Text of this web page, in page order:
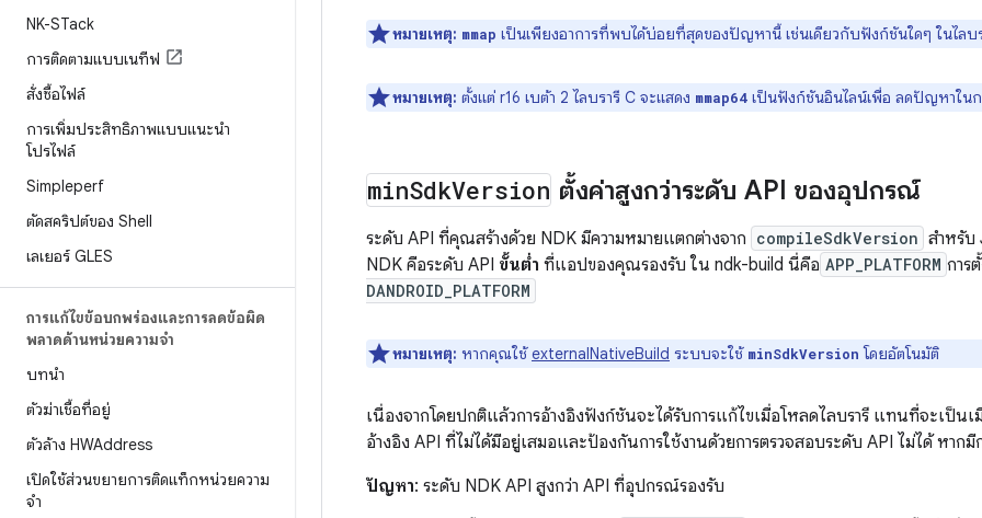
NK-STack
การติดตามแบบเนทีฟ
สั่งซื้อไฟล์
การเพิ่มประสิทธิภาพแบบแนะนำ
โปรไฟล์
Simpleperf
ตัดสคริปต์ของ Shell
เลเยอร์ GLES
การแก้ไขข้อบกพร่องและการลดข้อผิด
พลาดด้านหน่วยความจํา
บทนำ
ตัวฆ่าเชื้อที่อยู่
ตัวล้าง HWAddress
เปิดใช้ส่วนขยายการติดแท็กหน่วยความ
จำ
หมายเหตุ: mmap เป็นเพียงอาการที่พบได้บ่อยที่สุดของปัญหานี้ เช่นเดียวกับฟังก์ชันใดๆ ในไลบ
หมายเหตุ: ตั้งแต่ r16 เบต้า 2 ไลบรารี C จะแสดง mmap64 เป็นฟังก์ชันอินไลน์เพื่อ ลดปัญหาใน
minSdkVersion ตั้งค่าสูงกว่าระดับ API ของอุปกรณ์
ระดับ API ที่คุณสร้างด้วย NDK มีความหมายแตกต่างจาก compileSdkVersion สำหรับ
NDK คือระดับ API ขั้นต่ำ ที่แอปของคุณรองรับ ใน ndk-build นี่คือ APP_PLATFORM การ
DANDROID_PLATFORM
หมายเหตุ: หากคุณใช้ externalNativeBuild ระบบจะใช้ minSdkVersion โดยอัตโนมัติ
เนื่องจากโดยปกติแล้วการอ้างอิงฟังก์ชันจะได้รับการแก้ไขเมื่อโหลดไลบรารี แทนที่จะเป็น
อ้างอิง API ที่ไม่ได้มีอยู่เสมอและป้องกันการใช้งานด้วยการตรวจสอบระดับ API ไม่ได้ หากมี
ปัญหา: ระดับ NDK API สูงกว่า API ที่อุปกรณ์รองรับ